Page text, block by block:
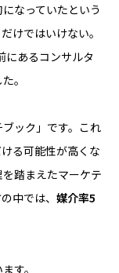
なっていたという
けではいけない。
にあるコンサルタ
。
ック」です。これ
る可能性が高くな
踏まえたマーケテ
中では、 媒介率5
す。